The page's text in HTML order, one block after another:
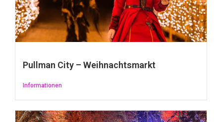
Pullman City – Weihnachtsmarkt
Informationen